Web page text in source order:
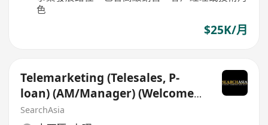
色
$25K/月
Telemarketing (Telesales, P-
loan) (AM/Manager) (Welcome
from Telecom Companies)
SearchAsia